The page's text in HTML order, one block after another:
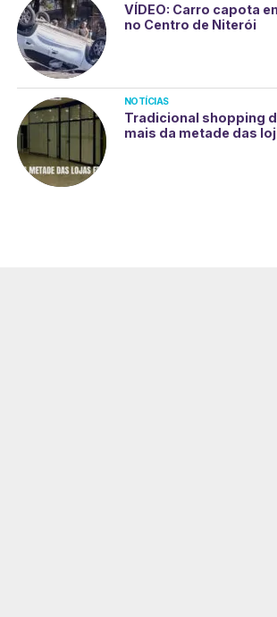
VÍDEO: Carro capota
no Centro de Niterói
NOTÍCIAS
Tradicional shopping
mais da metade das